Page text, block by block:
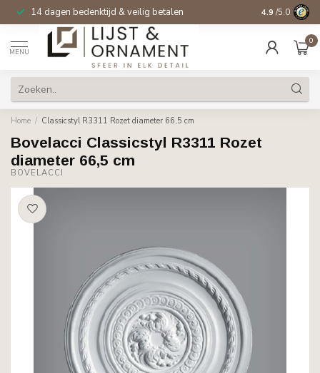
14 dagen bedenktijd & veilig betalen 4.9 /5.0
MENU
0
Home / Classicstyl R3311 Rozet diameter 66,5 cm
Bovelacci Classicstyl R3311 Rozet
diameter 66,5 cm
BOVELACCI